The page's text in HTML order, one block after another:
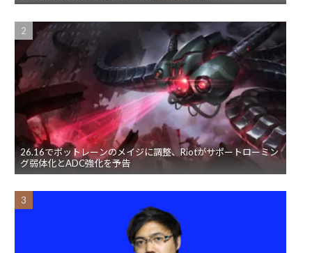
26.16でボットレーンのメイジに調整、Riotがサポートローミン
グ弱体化とADC強化を予告